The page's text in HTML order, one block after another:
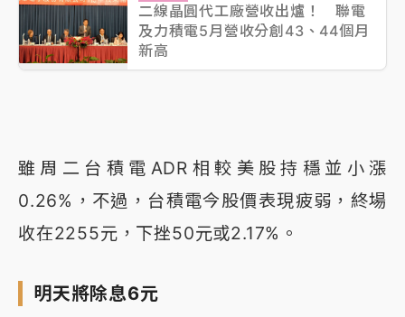
二線晶圓代工廠營收出爐！ 聯電
及力積電5月營收分創43、44個月
新高
雖周二台積電ADR相較美股持穩並小漲
0.26%，不過，台積電今股價表現疲弱，終場
收在2255元，下挫50元或2.17%。
明天將除息6元